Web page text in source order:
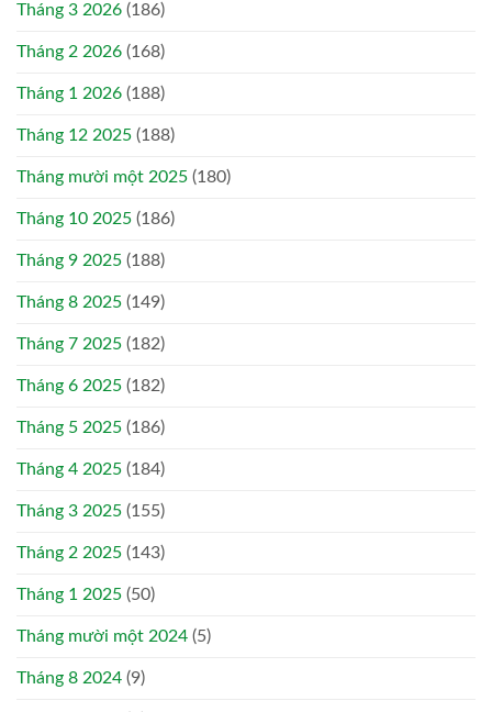
Tháng 3 2026 (186)
Tháng 2 2026 (168)
Tháng 1 2026 (188)
Tháng 12 2025 (188)
Tháng mười một 2025 (180)
Tháng 10 2025 (186)
Tháng 9 2025 (188)
Tháng 8 2025 (149)
Tháng 7 2025 (182)
Tháng 6 2025 (182)
Tháng 5 2025 (186)
Tháng 4 2025 (184)
Tháng 3 2025 (155)
Tháng 2 2025 (143)
Tháng 1 2025 (50)
Tháng mười một 2024 (5)
Tháng 8 2024 (9)